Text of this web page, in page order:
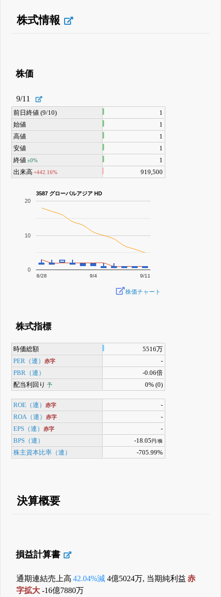
株式情報
株価
9/11
前日終値 (9/10)
1
始値
1
高値
1
安値
1
終値±0%
1
出来高 +442.16% 919,500
3587 グローバルアジア HD
8/28 9/4 9/11
0
10
20
株価チャート
株式指標
時価総額
5516万
PER（連）赤字
-
PBR（連）
-0.06倍
配当利回り 予 0% (0)
ROE（連）赤字
-
ROA（連）赤字
-
EPS（連）赤字
-
BPS（連）
-18.05円/株
株主資本比率（連） -705.99%
決算概要
損益計算書
通期連結売上高 42.04%減 4億5024万, 当期純利益 赤
字拡大 -16億7880万